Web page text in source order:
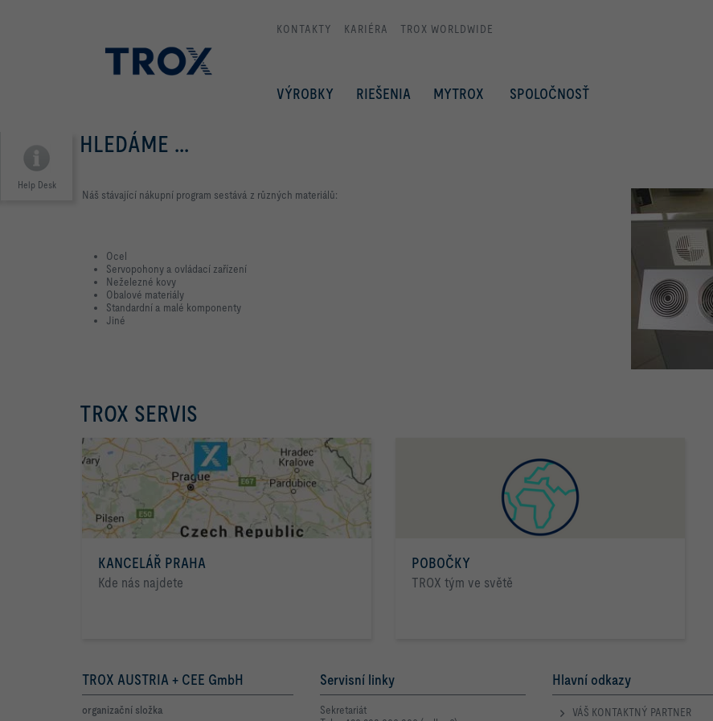
KONTAKTY KARIÉRA TROX WORLDWIDE
VÝROBKY RIEŠENIA MYTROX SPOLOČNOSŤ
Help Desk
HLEDÁME ...
Náš stávající nákupní program sestává z různých materiálů:
Ocel
Servopohony a ovládací zařízení
Neželezné kovy
Obalové materiály
Standardní a malé komponenty
Jiné
TROX SERVIS
KANCELÁŘ PRAHA
Kde nás najdete
POBOČKY
TROX tým ve světě
TROX AUSTRIA + CEE GmbH
organizační složka
Servisní linky
Sekretariát
Hlavní odkazy
VÁŠ KONTAKTNÝ PARTNER